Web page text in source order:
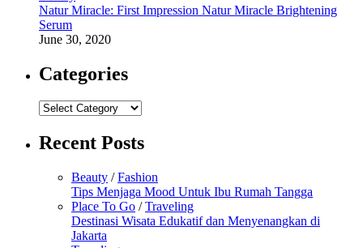
Natur Miracle: First Impression Natur Miracle Brightening
Serum
June 30, 2020
Categories
Categories
Recent Posts
Beauty /Fashion
Tips Menjaga Mood Untuk Ibu Rumah Tangga
Place To Go /Traveling
Destinasi Wisata Edukatif dan Menyenangkan di
Jakarta